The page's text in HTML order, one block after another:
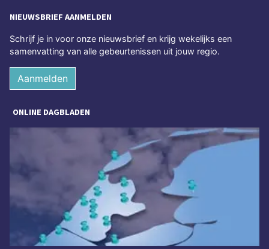
NIEUWSBRIEF AANMELDEN
Schrijf je in voor onze nieuwsbrief en krijg wekelijks een
samenvatting van alle gebeurtenissen uit jouw regio.
Aanmelden
ONLINE DAGBLADEN